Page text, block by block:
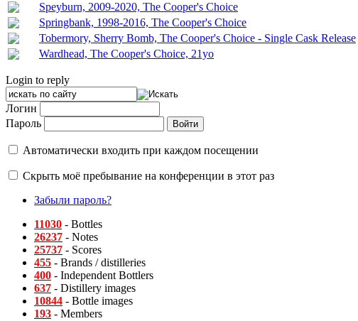
Speyburn, 2009-2020, The Cooper's Choice
Springbank, 1998-2016, The Cooper's Choice
Tobermory, Sherry Bomb, The Cooper's Choice - Single Cask Release
Wardhead, The Cooper's Choice, 21yo
Login to reply
Логин
Пароль
Автоматически входить при каждом посещении
Скрыть моё пребывание на конференции в этот раз
Забыли пароль?
11030 - Bottles
26237 - Notes
25737 - Scores
455 - Brands / distilleries
400 - Independent Bottlers
637 - Distillery images
10844 - Bottle images
193 - Members